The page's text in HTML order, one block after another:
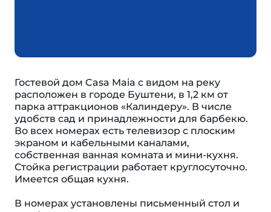
Гостевой дом Casa Maia с видом на реку
расположен в городе Буштени, в 1,2 км от
парка аттракционов «Калиндеру». В числе
удобств сад и принадлежности для барбекю.
Во всех номерах есть телевизор с плоским
экраном и кабельными каналами,
собственная ванная комната и мини-кухня.
Стойка регистрации работает круглосуточно.
Имеется общая кухня.
В номерах установлены письменный стол и